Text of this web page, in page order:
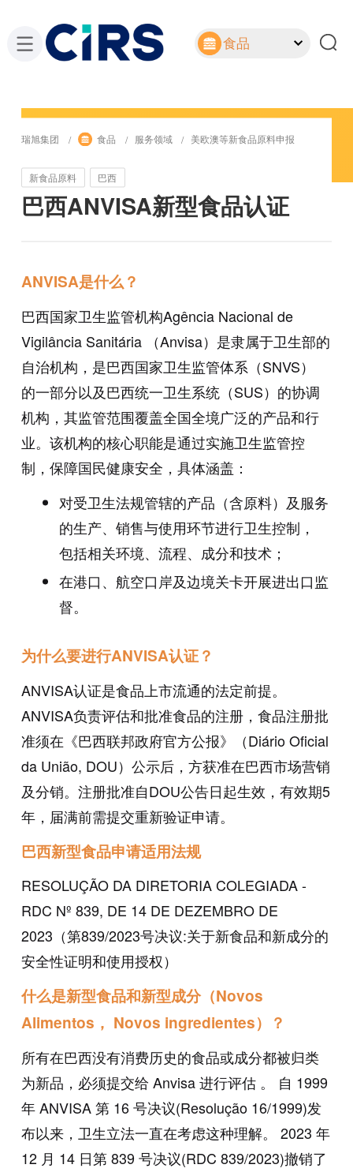
食品
瑞旭集团 食品 服务领域 美欧澳等新食品原料申报
新食品原料 巴西
巴西ANVISA新型食品认证
ANVISA是什么？
巴西国家卫生监管机构Agência Nacional de
Vigilância Sanitária （Anvisa）是隶属于卫生部的
自治机构，是巴西国家卫生监管体系（SNVS）
的一部分以及巴西统一卫生系统（SUS）的协调
机构，其监管范围覆盖全国全境广泛的产品和行
业。该机构的核心职能是通过实施卫生监管控
制，保障国民健康安全，具体涵盖：
对受卫生法规管辖的产品（含原料）及服务
的生产、销售与使用环节进行卫生控制，
包括相关环境、流程、成分和技术；
在港口、航空口岸及边境关卡开展进出口监
督。
为什么要进行ANVISA认证？
ANVISA认证是食品上市流通的法定前提。
ANVISA负责评估和批准食品的注册，食品注册批
准须在《巴西联邦政府官方公报》（Diário Oficial
da União, DOU）公示后，方获准在巴西市场营销
及分销。注册批准自DOU公告日起生效，有效期5
年，届满前需提交重新验证申请。
巴西新型食品申请适用法规
RESOLUÇÃO DA DIRETORIA COLEGIADA -
RDC Nº 839, DE 14 DE DEZEMBRO DE
2023（第839/2023号决议:关于新食品和新成分的
安全性证明和使用授权）
什么是新型食品和新型成分（Novos
Alimentos， Novos ingredientes）？
所有在巴西没有消费历史的食品或成分都被归类
为新品，必须提交给 Anvisa 进行评估 。 自 1999
年 ANVISA 第 16 号决议(Resolução 16/1999)发
布以来，卫生立法一直在考虑这种理解。 2023 年
12 月 14 日第 839 号决议(RDC 839/2023)撤销了